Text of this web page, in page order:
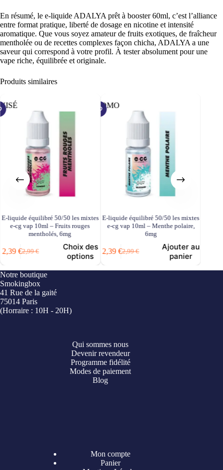
En résumé, le e-liquide ADALYA prêt à booster 60ml, c’est l’alliance
entre format pratique, liberté de dosage en nicotine et intensité
aromatique. Que vous soyez amateur de fruits exotiques, de fraîcheur
mentholée ou de recettes complexes façon chicha, ADALYA a une
saveur qui correspond à votre profil. À tester absolument pour une
vape riche, équilibrée et originale.
Produits similaires
E-liquide équilibré 50/50 les mixtes
e-cg vap 10ml – Fruits rouges
mentholés, 6mg
2,99€
Le
initial
était :
2,99 €.
2,39€Le
actuel
est :
2,39 €.
Choix des
options
PROMO
E-liquide équilibré 50/50 les mixtes
e-cg vap 10ml – Menthe polaire,
6mg
2,99€
Le
initial
2,39€Le
actuel
Ajouter au
panier
Notre boutique
Smokingbox
41 Rue de la gaité
75014 Paris
(Horraire : 10H - 20H)
Qui sommes nous
Devenir revendeur
Programme fidélité
Modes de paiement
Blog
Mon compte
Panier